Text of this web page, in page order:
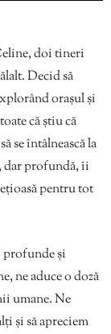
doi tineri
Decid să
orașul și
că știu că
se întâlnească la
dar profundă, îi
pentru tot
profunde și
ne aduce o doză
umane. Ne
și să apreciem